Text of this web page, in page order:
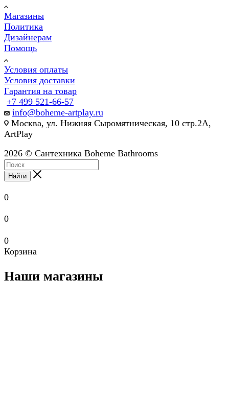
Магазины
Политика
Дизайнерам
Помощь
Условия оплаты
Условия доставки
Гарантия на товар
+7 499 521-66-57
info@boheme-artplay.ru
Москва, ул. Нижняя Сыромятническая, 10 стр.2А,
ArtPlay
2026 © Сантехника Boheme Bathrooms
Найти
0
0
0
Корзина
Наши магазины